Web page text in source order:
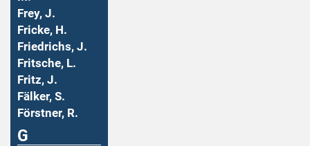
Frey, J.
Fricke, H.
Friedrichs, J.
Fritsche, L.
Fritz, J.
Fälker, S.
Förstner, R.
G